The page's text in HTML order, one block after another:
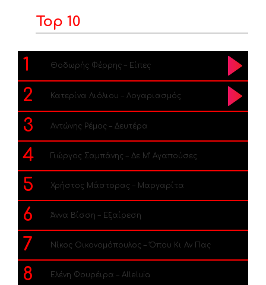
Top 10
1 Θοδωρής Φέρρης – Είπες
2 Κατερίνα Λιόλιου – Λογαριασμός
3 Αντώνης Ρέμος – Δευτέρα
4 Γιώργος Σαμπάνης – Δε Μ’ Αγαπούσες
5 Χρήστος Μάστορας – Μαργαρίτα
6 Άννα Βίσση – Εξαίρεση
7 Νίκος Οικονομόπουλος – Όπου Κι Αν Πας
8 Ελένη Φουρέιρα – Alleluia